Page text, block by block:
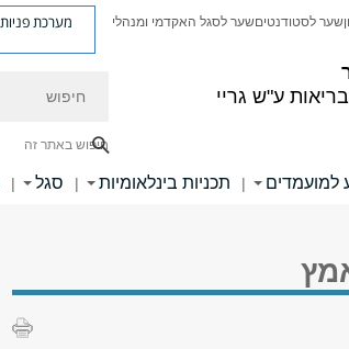
ע"ש גריי
שער לסטודנטיםשער לסגל האקדמי ומנהלי מערכת פניות
חיפוש באתר זה
למועמדים | תכניות בינלאומיות | סגל |